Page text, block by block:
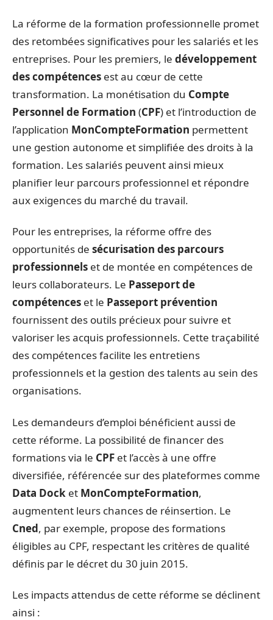
La réforme de la formation professionnelle promet
des retombées significatives pour les salariés et les
entreprises. Pour les premiers, le développement
des compétences est au cœur de cette
transformation. La monétisation du Compte
Personnel de Formation (CPF) et l’introduction de
l’application MonCompteFormation permettent
une gestion autonome et simplifiée des droits à la
formation. Les salariés peuvent ainsi mieux
planifier leur parcours professionnel et répondre
aux exigences du marché du travail.
Pour les entreprises, la réforme offre des
opportunités de sécurisation des parcours
professionnels et de montée en compétences de
leurs collaborateurs. Le Passeport de
compétences et le Passeport prévention
fournissent des outils précieux pour suivre et
valoriser les acquis professionnels. Cette traçabilité
des compétences facilite les entretiens
professionnels et la gestion des talents au sein des
organisations.
Les demandeurs d’emploi bénéficient aussi de
cette réforme. La possibilité de financer des
formations via le CPF et l’accès à une offre
diversifiée, référencée sur des plateformes comme
Data Dock et MonCompteFormation,
augmentent leurs chances de réinsertion. Le
Cned, par exemple, propose des formations
éligibles au CPF, respectant les critères de qualité
définis par le décret du 30 juin 2015.
Les impacts attendus de cette réforme se déclinent
ainsi :